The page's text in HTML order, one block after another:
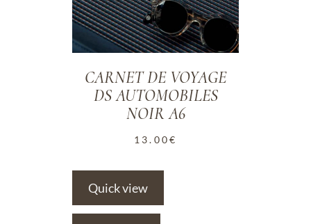
CARNET DE VOYAGE
DS AUTOMOBILES
NOIR A6
13.00€
Quick view